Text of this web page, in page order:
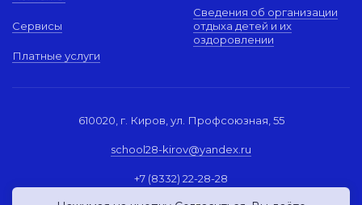
Сервисы
Платные услуги
Сведения об организации
отдыха детей и их
оздоровлении
610020, г. Киров, ул. Профсоюзная, 55
school28-kirov@yandex.ru
+7 (8332) 22-28-28